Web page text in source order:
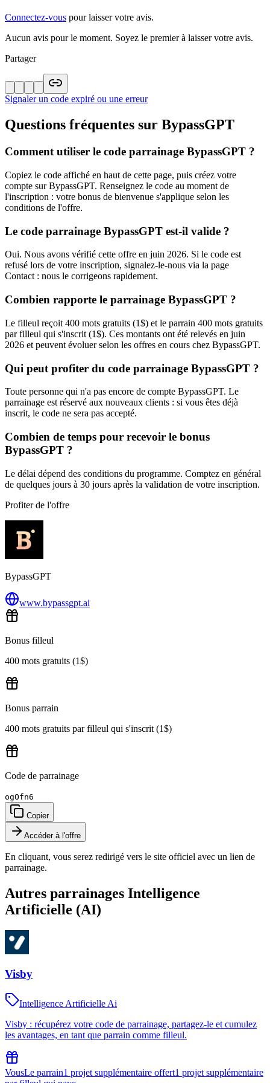
Connectez-vous pour laisser votre avis.
Aucun avis pour le moment. Soyez le premier à laisser votre avis.
Partager
Signaler un code expiré ou une erreur
Questions fréquentes sur BypassGPT
Comment utiliser le code parrainage BypassGPT ?
Copiez le code affiché en haut de cette page, puis créez votre
compte sur BypassGPT. Renseignez le code au moment de
l'inscription : votre bonus de bienvenue s'applique selon les
conditions de l'offre.
Le code parrainage BypassGPT est-il valide ?
Oui. Nous avons vérifié cette offre en juin 2026. Si le code est
refusé lors de votre inscription, signalez-le-nous via la page
Contact : nous le corrigeons rapidement.
Combien rapporte le parrainage BypassGPT ?
Le filleul reçoit 400 mots gratuits (1$) et le parrain 400 mots gratuits
par filleul qui s'inscrit (1$). Ces montants ont été relevés en juin
2026 et peuvent évoluer selon les offres en cours chez BypassGPT.
Qui peut profiter du code parrainage BypassGPT ?
Toute personne qui n'a pas encore de compte BypassGPT. Le
parrainage est réservé aux nouveaux clients : si vous êtes déjà
inscrit, le code ne sera pas accepté.
Combien de temps pour recevoir le bonus
BypassGPT ?
Le délai dépend des conditions du programme. Comptez en général
de quelques jours à 30 jours après la validation de votre inscription.
Profiter de l'offre
BypassGPT
www.bypassgpt.ai
Bonus filleul
400 mots gratuits (1$)
Bonus parrain
400 mots gratuits par filleul qui s'inscrit (1$)
Code de parrainage
ogOfn6
Copier
Accéder à l'offre
En cliquant, vous serez redirigé vers le site officiel avec un lien de
parrainage.
Autres parrainages Intelligence
Artificielle (AI)
Visby
Intelligence Artificielle Ai
Visby : récupérez votre code de parrainage, partagez-le et cumulez
les avantages, en tant que parrain comme filleul.
VousLe parrain1 projet supplémentaire offert1 projet supplémentaire